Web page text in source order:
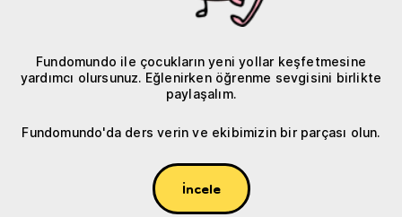
Fundomundo ile çocukların yeni yollar keşfetmesine
yardımcı olursunuz. Eğlenirken öğrenme sevgisini birlikte
paylaşalım.
Fundomundo'da ders verin ve ekibimizin bir parçası olun.
İncele